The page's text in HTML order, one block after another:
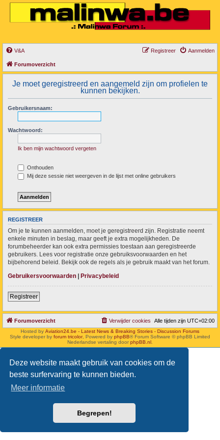
Deze website maakt gebruik van cookies om de
beste surfervaring te kunnen bieden.
Meer informatie
Begrepen!
V&A Aanmelden
Registreer
Forumoverzicht
Je moet geregistreerd en aangemeld zijn om profielen te
kunnen bekijken.
Gebruikersnaam:
Wachtwoord:
Ik ben mijn wachtwoord vergeten
Onthouden
Mij deze sessie niet weergeven in de lijst met online gebruikers
REGISTREER
Om je te kunnen aanmelden, moet je geregistreerd zijn. Registratie neemt
enkele minuten in beslag, maar geeft je extra mogelijkheden. De
forumbeheerder kan ook extra permissies toestaan aan geregistreerde
gebruikers. Lees voor registratie onze gebruiksvoorwaarden en het
bijbehorend beleid. Bekijk ook de regels als je gebruik maakt van het forum.
Gebruikersvoorwaarden
Privacybeleid
Registreer
Forumoverzicht Alle tijden zijn UTC+02:00
Verwijder cookies
Hosted by Aviation24.be - Latest News & Breaking Stories - Discussion Forums
Style developer by forum tricolor, Powered by phpBB® Forum Software © phpBB Limited
Nederlandse vertaling doorphpBB.nl.